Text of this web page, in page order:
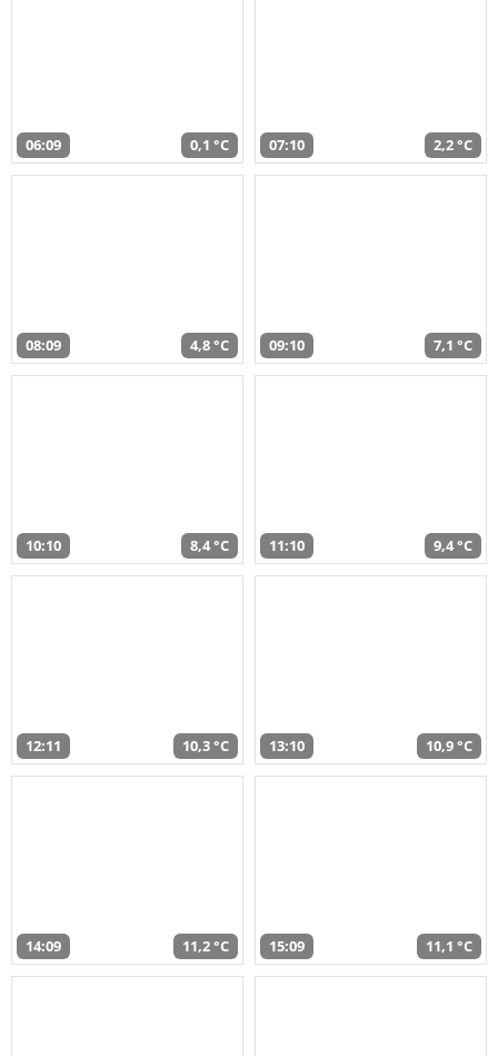
06:09 0,1 °C 07:10 2,2 °C
08:09 4,8 °C 09:10 7,1 °C
10:10 8,4 °C 11:10 9,4 °C
12:11 10,3 °C 13:10 10,9 °C
14:09 11,2 °C 15:09 11,1 °C